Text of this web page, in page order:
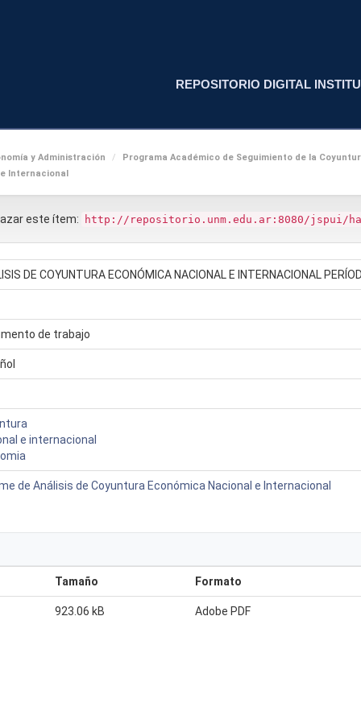
REPOSITORIO DIGITAL
y Administración
Programa Académico de Seguimiento de la
Internacional
este ítem: http://repositorio.unm.edu.ar:8080/jspui/
DE COYUNTURA ECONÓMICA NACIONAL E INTERNACIONAL
de trabajo
e internacional
de Análisis de Coyuntura Económica Nacional e Internacional
Tamaño Formato
923.06 kB Adobe PDF